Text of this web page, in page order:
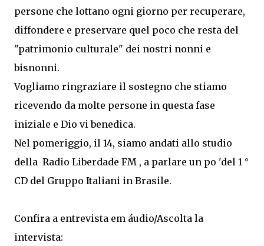
persone che lottano ogni giorno per recuperare,
diffondere e preservare quel poco che resta del
"patrimonio culturale" dei nostri nonni e
bisnonni.
Vogliamo ringraziare il sostegno che stiamo
ricevendo da molte persone in questa fase
iniziale e Dio vi benedica.
Nel pomeriggio, il 14, siamo andati allo studio
della Radio Liberdade FM , a parlare un po 'del 1 °
CD del Gruppo Italiani in Brasile.
Confira a entrevista em áudio/Ascolta la
intervista: